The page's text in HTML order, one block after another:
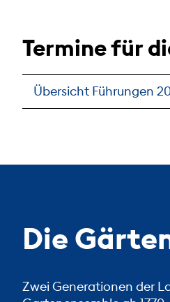
Termine für
Übersicht Führungen
Die
Zwei Generationen der